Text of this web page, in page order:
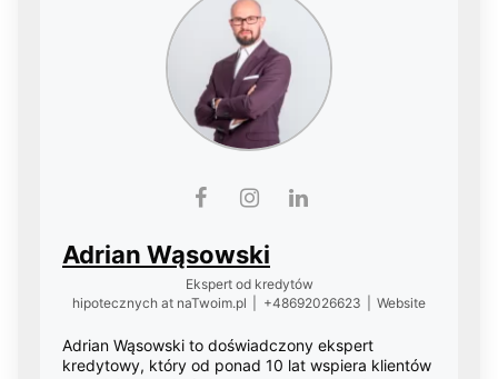
Adrian Wąsowski
Ekspert od kredytów
hipotecznych at naTwoim.pl +48692026623 Website
Adrian Wąsowski to doświadczony ekspert
kredytowy, który od ponad 10 lat wspiera klientów